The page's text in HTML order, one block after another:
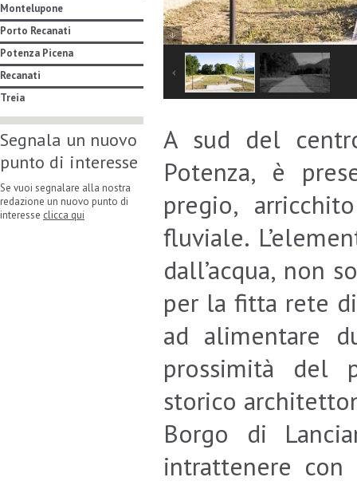
Montelupone
Porto Recanati
Potenza Picena
Recanati
Treia
Segnala un nuovo
punto di interesse
Se vuoi segnalare alla nostra
redazione un nuovo punto di
interesse clicca qui
A sud del
Potenza, è
pregio,
fluviale.
dall’acqua, non
per la fitta rete
ad alimentare
prossimità del
storico
Borgo di
intrattenere